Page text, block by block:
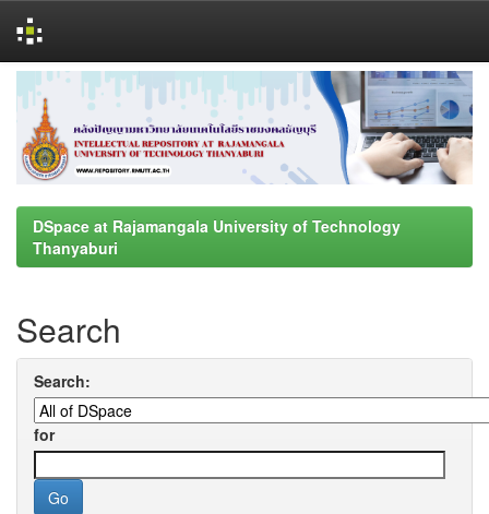
navigation
DSpace at Rajamangala University of Technology
Thanyaburi
Search
Search:
for